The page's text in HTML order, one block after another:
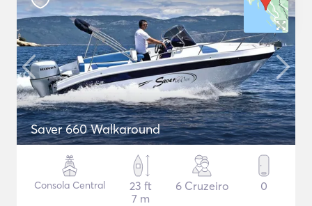
Saver 660 Walkaround
Consola Central
23 ft
7 m
6 Cruzeiro 0